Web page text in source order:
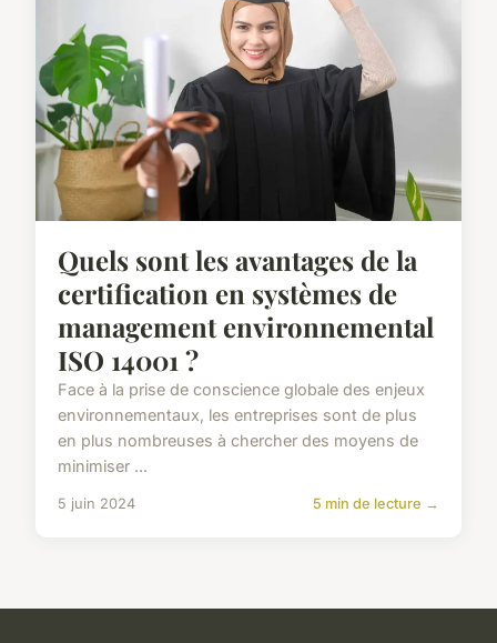
Quels sont les avantages de la
certification en systèmes de
management environnemental
ISO 14001 ?
Face à la prise de conscience globale des enjeux
environnementaux, les entreprises sont de plus
en plus nombreuses à chercher des moyens de
minimiser ...
5 juin 2024 5 min de lecture →